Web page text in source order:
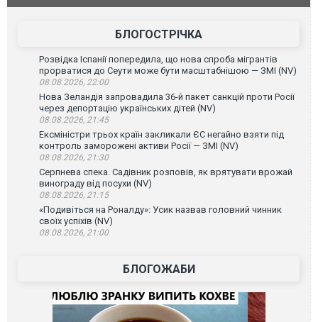
БЛОГОСТРІЧКА
Розвідка Іспанії попередила, що нова спроба мігрантів
прорватися до Сеути може бути масштабнішою — ЗМІ (NV)
08.08.2026, 22:00
Нова Зеландія запровадила 36-й пакет санкцій проти Росії
через депортацію українських дітей (NV)
08.08.2026, 21:45
Ексміністри трьох країн закликали ЄС негайно взяти під
контроль заморожені активи Росії — ЗМІ (NV)
08.08.2026, 21:30
Серпнева спека. Садівник розповів, як врятувати врожай
винограду від посухи (NV)
08.08.2026, 21:15
«Подивіться на Роналду»: Усик назвав головний чинник
своїх успіхів (NV)
08.08.2026, 21:00
БЛОГОЖАБИ